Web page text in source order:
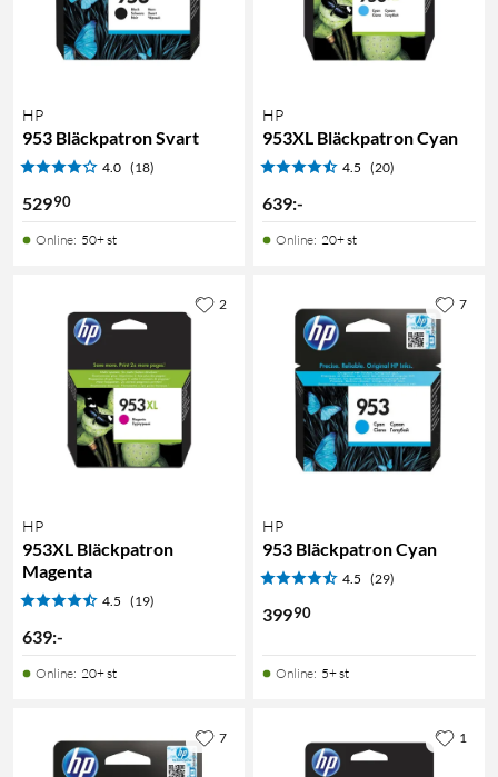
HP
953 Bläckpatron Svart
4.0 (18)
52990
Online: 50+ st
HP
953XL Bläckpatron Cyan
4.5 (20)
639:-
Online: 20+ st
HP
953XL Bläckpatron
Magenta
4.5 (19)
639:-
Online: 20+ st
2
HP
953 Bläckpatron Cyan
4.5 (29)
39990
Online: 5+ st
7
7 1